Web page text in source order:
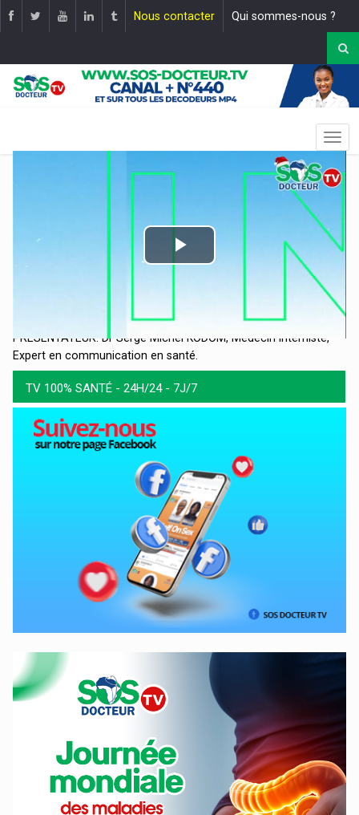
Nous contacter Qui sommes-nous ?
Play
Mise en ligne le :
01 janvier 2026
PRESENTATEUR: Dr Serge Michel KODOM, Médecin Interniste,
Expert en communication en santé.
TV 100% SANTÉ - 24H/24 - 7J/7